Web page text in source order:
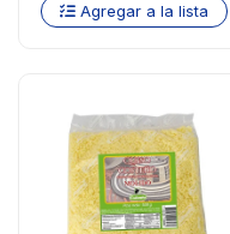
Agregar a la lista